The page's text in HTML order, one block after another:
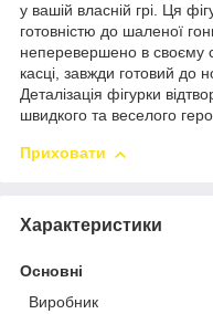
у вашій власній грі. Ця
готовністю до шаленої
неперевершено в своєму
касці, завжди готовий до
Деталізація фігурки
швидкого та веселого
Приховати
Характеристики
Основні
Виробник